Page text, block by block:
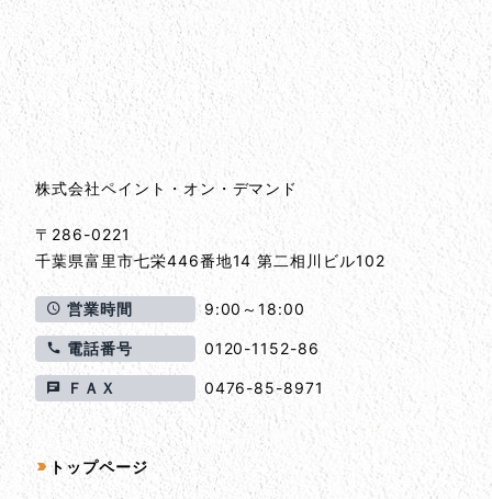
会社情報とサイトマップ
会社情報
株式会社ペイント・オン・デマンド
〒286-0221
千葉県富里市七栄446番地14 第二相川ビル102
営業時間 9:00～18:00
電話番号 0120-1152-86
ＦＡＸ 0476-85-8971
サイトマップ
トップページ